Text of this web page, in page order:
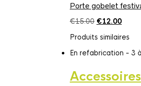
Porte gobelet
€15.00 Le
initial
€15.00.
€12.00Le
actuel
Produits similaires
En refabrication - 3
Accessoires